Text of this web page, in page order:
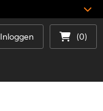
Inloggen (0)